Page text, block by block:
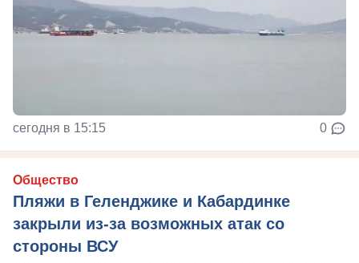
сегодня в 15:15 0
Общество
Пляжи в Геленджике и Кабардинке
закрыли из-за возможных атак со
стороны ВСУ